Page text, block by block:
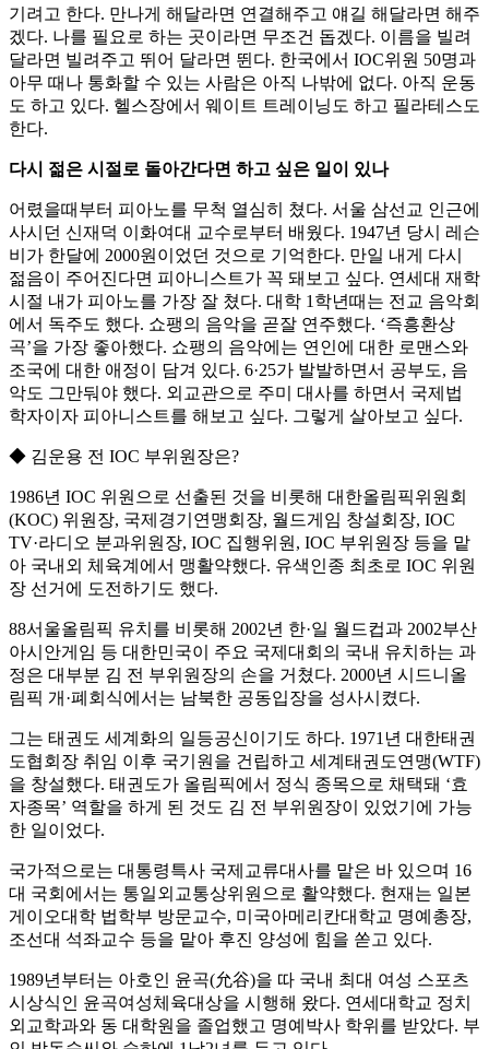
기려고 한다. 만나게 해달라면 연결해주고 얘길 해달라면 해주
겠다. 나를 필요로 하는 곳이라면 무조건 돕겠다. 이름을 빌려
달라면 빌려주고 뛰어 달라면 뛴다. 한국에서 IOC위원 50명과
아무 때나 통화할 수 있는 사람은 아직 나밖에 없다. 아직 운동
도 하고 있다. 헬스장에서 웨이트 트레이닝도 하고 필라테스도
한다.
다시 젊은 시절로 돌아간다면 하고 싶은 일이 있나
어렸을때부터 피아노를 무척 열심히 쳤다. 서울 삼선교 인근에
사시던 신재덕 이화여대 교수로부터 배웠다. 1947년 당시 레슨
비가 한달에 2000원이었던 것으로 기억한다. 만일 내게 다시
젊음이 주어진다면 피아니스트가 꼭 돼보고 싶다. 연세대 재학
시절 내가 피아노를 가장 잘 쳤다. 대학 1학년때는 전교 음악회
에서 독주도 했다. 쇼팽의 음악을 곧잘 연주했다. ‘즉흥환상
곡’을 가장 좋아했다. 쇼팽의 음악에는 연인에 대한 로맨스와
조국에 대한 애정이 담겨 있다. 6·25가 발발하면서 공부도, 음
악도 그만둬야 했다. 외교관으로 주미 대사를 하면서 국제법
학자이자 피아니스트를 해보고 싶다. 그렇게 살아보고 싶다.
◆ 김운용 전 IOC 부위원장은?
1986년 IOC 위원으로 선출된 것을 비롯해 대한올림픽위원회
(KOC) 위원장, 국제경기연맹회장, 월드게임 창설회장, IOC
TV·라디오 분과위원장, IOC 집행위원, IOC 부위원장 등을 맡
아 국내외 체육계에서 맹활약했다. 유색인종 최초로 IOC 위원
장 선거에 도전하기도 했다.
88서울올림픽 유치를 비롯해 2002년 한·일 월드컵과 2002부산
아시안게임 등 대한민국이 주요 국제대회의 국내 유치하는 과
정은 대부분 김 전 부위원장의 손을 거쳤다. 2000년 시드니올
림픽 개·폐회식에서는 남북한 공동입장을 성사시켰다.
그는 태권도 세계화의 일등공신이기도 하다. 1971년 대한태권
도협회장 취임 이후 국기원을 건립하고 세계태권도연맹(WTF)
을 창설했다. 태권도가 올림픽에서 정식 종목으로 채택돼 ‘효
자종목’ 역할을 하게 된 것도 김 전 부위원장이 있었기에 가능
한 일이었다.
국가적으로는 대통령특사 국제교류대사를 맡은 바 있으며 16
대 국회에서는 통일외교통상위원으로 활약했다. 현재는 일본
게이오대학 법학부 방문교수, 미국아메리칸대학교 명예총장,
조선대 석좌교수 등을 맡아 후진 양성에 힘을 쏟고 있다.
1989년부터는 아호인 윤곡(允谷)을 따 국내 최대 여성 스포츠
시상식인 윤곡여성체육대상을 시행해 왔다. 연세대학교 정치
외교학과와 동 대학원을 졸업했고 명예박사 학위를 받았다. 부